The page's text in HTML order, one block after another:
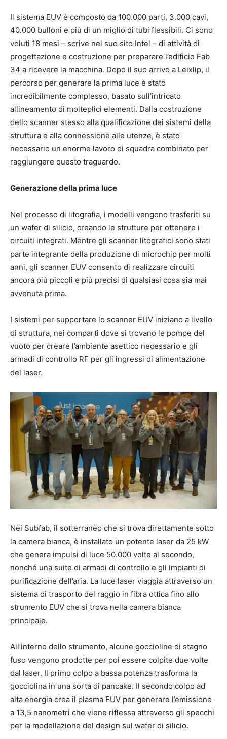
Il sistema EUV è composto da 100.000 parti, 3.000 cavi,
40.000 bulloni e più di un miglio di tubi flessibili. Ci sono
voluti 18 mesi – scrive nel suo sito Intel – di attività di
progettazione e costruzione per preparare l’edificio Fab
34 a ricevere la macchina. Dopo il suo arrivo a Leixlip, il
percorso per generare la prima luce è stato
incredibilmente complesso, basato sull’intricato
allineamento di molteplici elementi. Dalla costruzione
dello scanner stesso alla qualificazione dei sistemi della
struttura e alla connessione alle utenze, è stato
necessario un enorme lavoro di squadra combinato per
raggiungere questo traguardo.
Generazione della prima luce
Nel processo di litografia, i modelli vengono trasferiti su
un wafer di silicio, creando le strutture per ottenere i
circuiti integrati. Mentre gli scanner litografici sono stati
parte integrante della produzione di microchip per molti
anni, gli scanner EUV consento di realizzare circuiti
ancora più piccoli e più precisi di qualsiasi cosa sia mai
avvenuta prima.
I sistemi per supportare lo scanner EUV iniziano a livello
di struttura, nei comparti dove si trovano le pompe del
vuoto per creare l’ambiente asettico necessario e gli
armadi di controllo RF per gli ingressi di alimentazione
del laser.
Nei Subfab, il sotterraneo che si trova direttamente sotto
la camera bianca, è installato un potente laser da 25 kW
che genera impulsi di luce 50.000 volte al secondo,
nonché una suite di armadi di controllo e gli impianti di
purificazione dell’aria. La luce laser viaggia attraverso un
sistema di trasporto del raggio in fibra ottica fino allo
strumento EUV che si trova nella camera bianca
principale.
All’interno dello strumento, alcune goccioline di stagno
fuso vengono prodotte per poi essere colpite due volte
dal laser. Il primo colpo a bassa potenza trasforma la
gocciolina in una sorta di pancake. Il secondo colpo ad
alta energia crea il plasma EUV per generare l’emissione
a 13,5 nanometri che viene riflessa attraverso gli specchi
per la modellazione del design sul wafer di silicio.